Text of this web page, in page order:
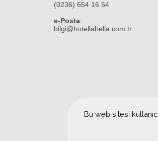
Bu web sitesi
(0236) 654 16 54
e-Posta:
bilgi@hotellabella.com.tr